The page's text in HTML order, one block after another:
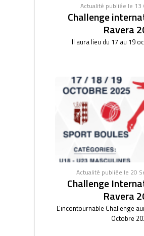
Actualité publiée le 13
Challenge
Ravera
Il aura lieu du 17 au 19
Actualité publiée le 20
Challenge
Ravera
L'incontournable Challenge
Octobre